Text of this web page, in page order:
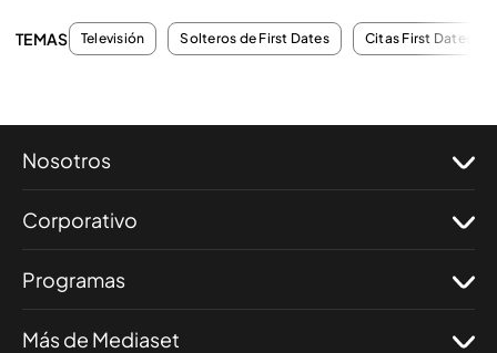
TEMAS Televisión Solteros de First Dates Citas First Dates
Nosotros
Corporativo
Programas
Más de Mediaset